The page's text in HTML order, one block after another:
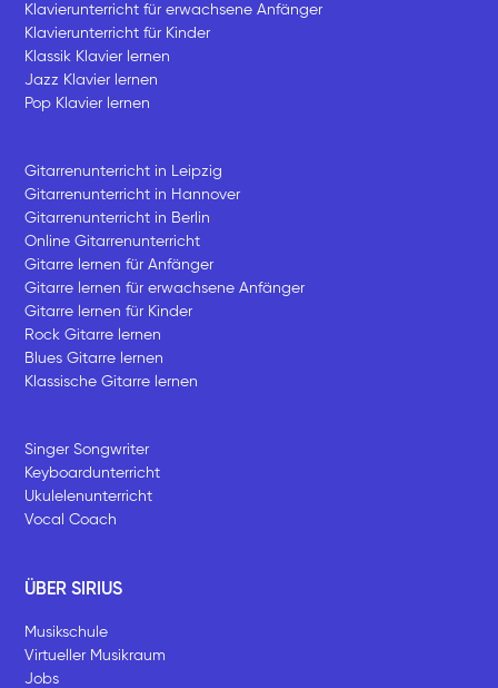
Klavierunterricht für erwachsene Anfänger
Klavierunterricht für Kinder
Klassik Klavier lernen
Jazz Klavier lernen
Pop Klavier lernen
Gitarrenunterricht in Leipzig
Gitarrenunterricht in Hannover
Gitarrenunterricht in Berlin
Online Gitarrenunterricht
Gitarre lernen für Anfänger
Gitarre lernen für erwachsene Anfänger
Gitarre lernen für Kinder
Rock Gitarre lernen
Blues Gitarre lernen
Klassische Gitarre lernen
Singer Songwriter
Keyboardunterricht
Ukulelenunterricht
Vocal Coach
ÜBER SIRIUS
Musikschule
Virtueller Musikraum
Jobs